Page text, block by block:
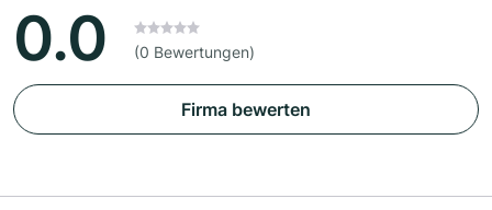
0.0 (0 Bewertungen)
Firma bewerten